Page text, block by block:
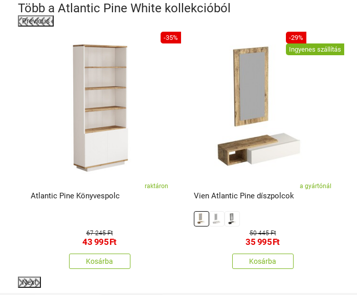
Több a Atlantic Pine White kollekcióból
Previous
-35%
raktáron
Atlantic Pine Könyvespolc
67 245 Ft
43 995Ft
Kosárba
-29%
Ingyenes szállítás
a gyártónál
Vien Atlantic Pine díszpolcok
50 445 Ft
35 995Ft
Kosárba
Next